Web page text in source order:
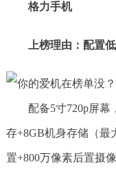
格力手机
上榜理由：配置
配备5寸720p屏幕
存+8GB机身存储（最
置+800万像素后置摄